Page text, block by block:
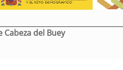
del Buey